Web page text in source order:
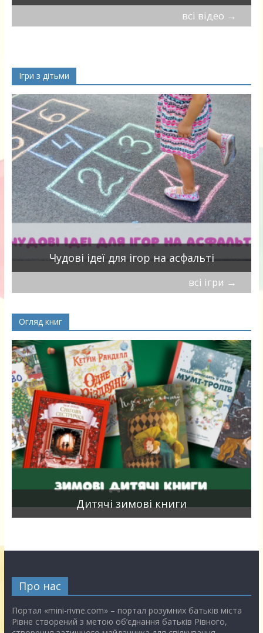
всі відео →
Ігри з дітьми
Чудові ідеї для ігор на асфальті
всі ігри →
Огляд книг
Дитячі зимові книги
Про нас
Портал «mini-rivne.com» – портал розумних батьків міста
Рівне створений з метою об’єднання батьків Рівного,